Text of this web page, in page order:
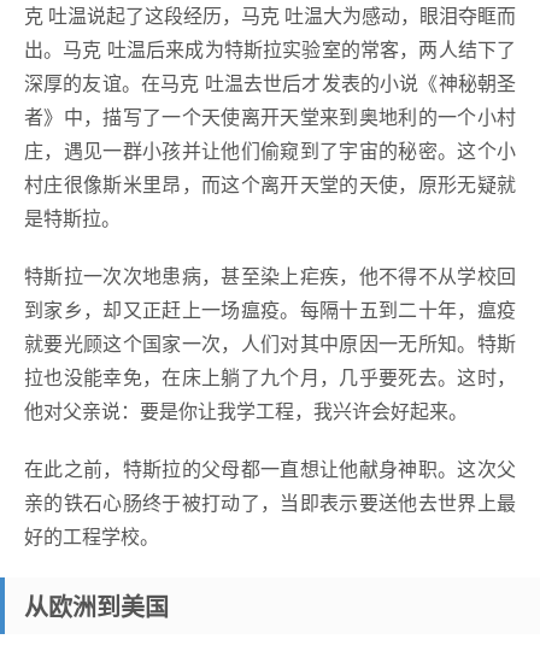
克 吐温说起了这段经历，马克 吐温大为感动，眼泪夺眶而
出。马克 吐温后来成为特斯拉实验室的常客，两人结下了
深厚的友谊。在马克 吐温去世后才发表的小说《神秘朝圣
者》中，描写了一个天使离开天堂来到奥地利的一个小村
庄，遇见一群小孩并让他们偷窥到了宇宙的秘密。这个小
村庄很像斯米里昂，而这个离开天堂的天使，原形无疑就
是特斯拉。
特斯拉一次次地患病，甚至染上疟疾，他不得不从学校回
到家乡，却又正赶上一场瘟疫。每隔十五到二十年，瘟疫
就要光顾这个国家一次，人们对其中原因一无所知。特斯
拉也没能幸免，在床上躺了九个月，几乎要死去。这时，
他对父亲说：要是你让我学工程，我兴许会好起来。
在此之前，特斯拉的父母都一直想让他献身神职。这次父
亲的铁石心肠终于被打动了，当即表示要送他去世界上最
好的工程学校。
从欧洲到美国